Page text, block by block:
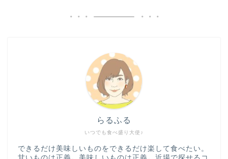
いつでも食べ盛り大使♪
らるふる
できるだけ美味しいものをできるだけ楽して食べたい。